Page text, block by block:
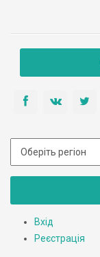
Вхід
Реєстрація